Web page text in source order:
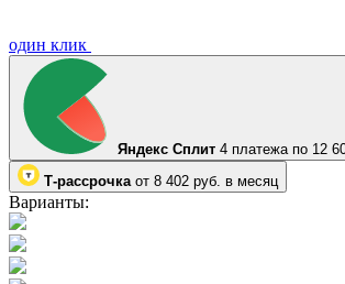
один клик
Яндекс Сплит 4 платежа по 12
Т-рассрочка от 8 402 руб. в месяц
Варианты: